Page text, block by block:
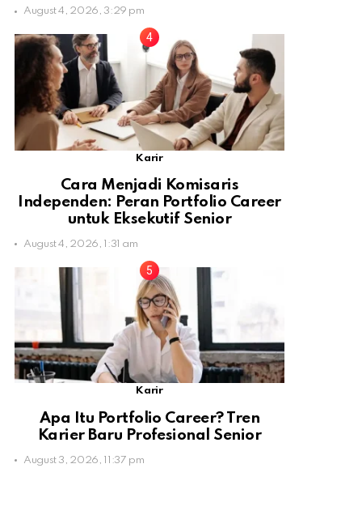
August 4, 2026, 3:29 pm
Karir
Cara Menjadi Komisaris
Independen: Peran Portfolio Career
untuk Eksekutif Senior
August 4, 2026, 1:31 am
Karir
Apa Itu Portfolio Career? Tren
Karier Baru Profesional Senior
August 3, 2026, 11:37 pm